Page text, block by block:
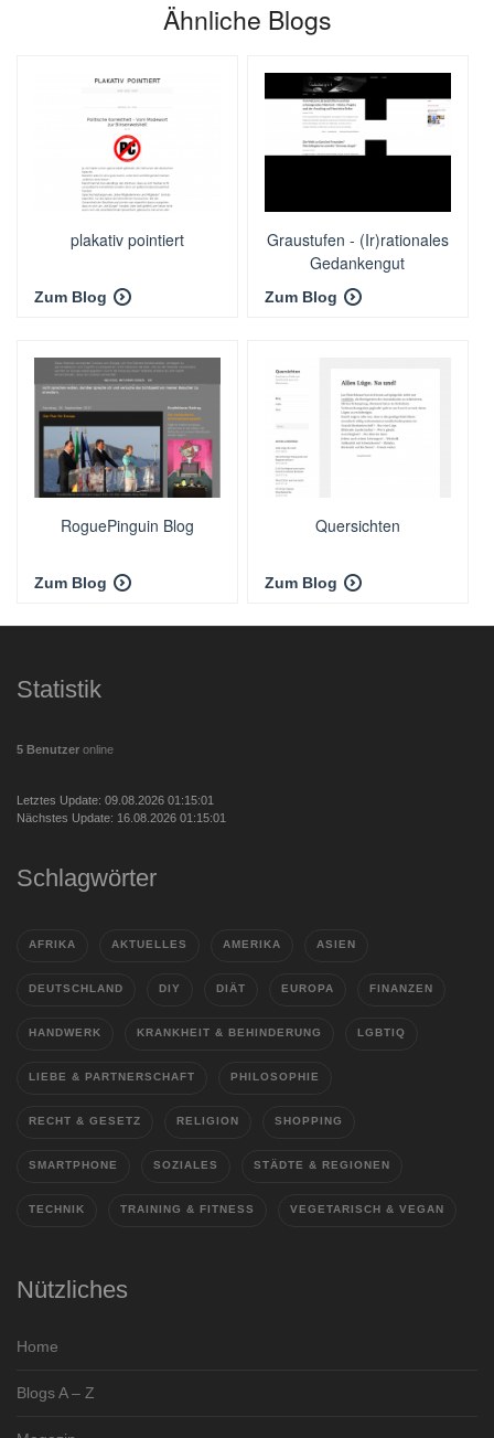
Ähnliche Blogs
plakativ pointiert
Zum Blog
Graustufen - (Ir)rationales
Gedankengut
Zum Blog
RoguePinguin Blog
Zum Blog
Quersichten
Zum Blog
Statistik
5 Benutzer online
Letztes Update: 09.08.2026 01:15:01
Nächstes Update: 16.08.2026 01:15:01
Schlagwörter
AFRIKA AKTUELLES AMERIKA ASIEN
DEUTSCHLAND DIY DIÄT EUROPA FINANZEN
HANDWERK KRANKHEIT & BEHINDERUNG LGBTIQ
LIEBE & PARTNERSCHAFT PHILOSOPHIE
RECHT & GESETZ RELIGION SHOPPING
SMARTPHONE SOZIALES STÄDTE & REGIONEN
TECHNIK TRAINING & FITNESS VEGETARISCH & VEGAN
Nützliches
Home
Blogs A – Z